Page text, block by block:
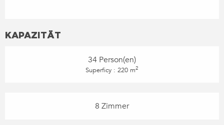
KAPAZITÄT
34 Person(en)
Superficy : 220 m2
8 Zimmer